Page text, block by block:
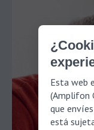
Esta web
(Amplifon
que
está